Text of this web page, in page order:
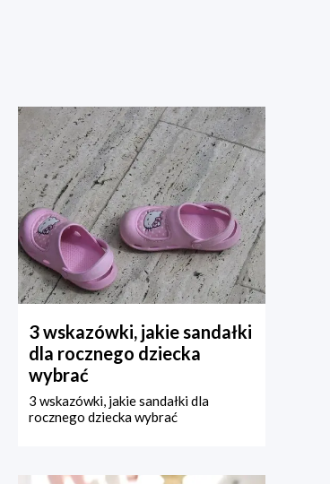
3 wskazówki, jakie sandałki
dla rocznego dziecka
wybrać
3 wskazówki, jakie sandałki dla
rocznego dziecka wybrać